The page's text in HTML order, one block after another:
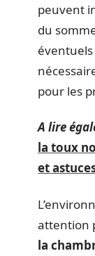
peuvent
du
pour les
A lire
la toux
et
attention
la